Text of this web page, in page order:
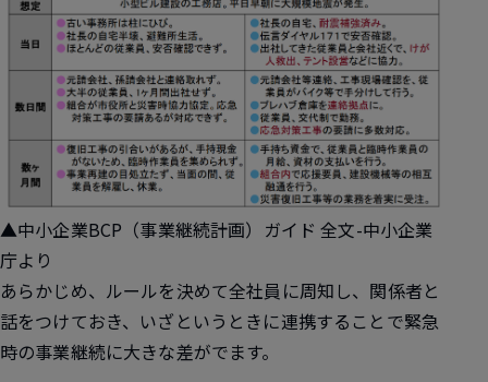
▲中小企業BCP（事業継続計画）ガイド 全文-中小企業
庁より
あらかじめ、ルールを決めて全社員に周知し、関係者と
話をつけておき、いざというときに連携することで緊急
時の事業継続に大きな差がでます。